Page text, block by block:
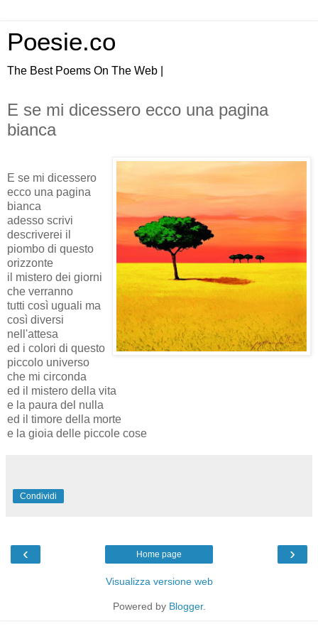
Poesie.co
The Best Poems On The Web |
E se mi dicessero ecco una pagina
bianca
E se mi dicessero
ecco una pagina
bianca
adesso scrivi
descriverei il
piombo di questo
orizzonte
il mistero dei giorni
che verranno
tutti così uguali ma
così diversi
nell'attesa
ed i colori di questo
piccolo universo
che mi circonda
ed il mistero della vita
e la paura del nulla
ed il timore della morte
e la gioia delle piccole cose
Condividi
‹ ›
Home page
Visualizza versione web
Powered by Blogger.